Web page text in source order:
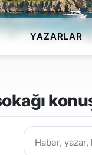
YAZARLAR